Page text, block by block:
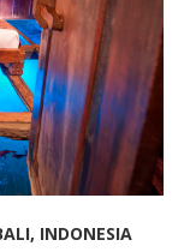
INDONESIA